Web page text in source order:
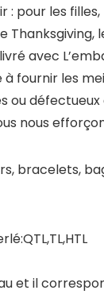
: pour les
avec
à fournir les
nous
bracelets,
et il